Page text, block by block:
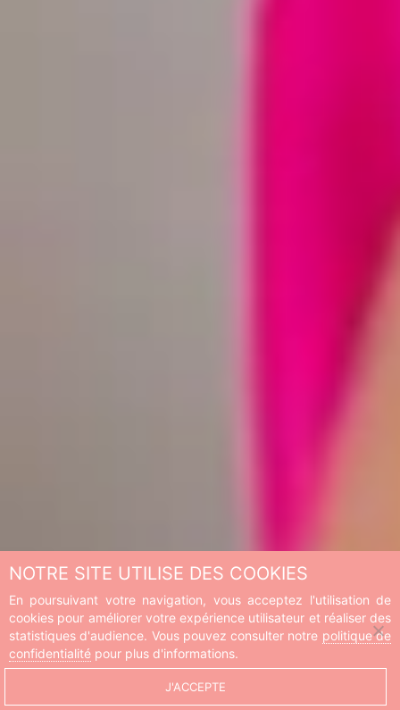
NOTRE SITE UTILISE DES COOKIES
En poursuivant votre navigation, vous acceptez l'utilisation de
cookies pour améliorer votre expérience utilisateur et réaliser des
statistiques d'audience. Vous pouvez consulter notre politique de
confidentialité pour plus d'informations.
J'ACCEPTE